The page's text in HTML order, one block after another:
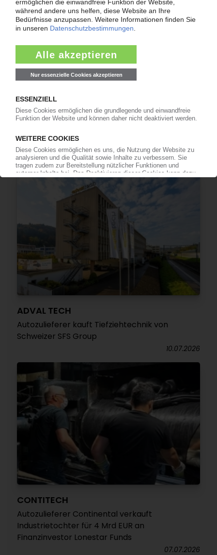
GRAMMER
Ergebnis im zweiten Quartal verdoppelt
13.07.2026
ADVAL TECH
Autozulieferer kauft Tiefziehtechnik von
Schweizer SFS Group
10.07.2026
CONTITECH
Autozulieferer Continental verkauft
Industrietochter für 4 Mrd EUR an
Finanzinvestor Lonestar Funds
07.07.2026